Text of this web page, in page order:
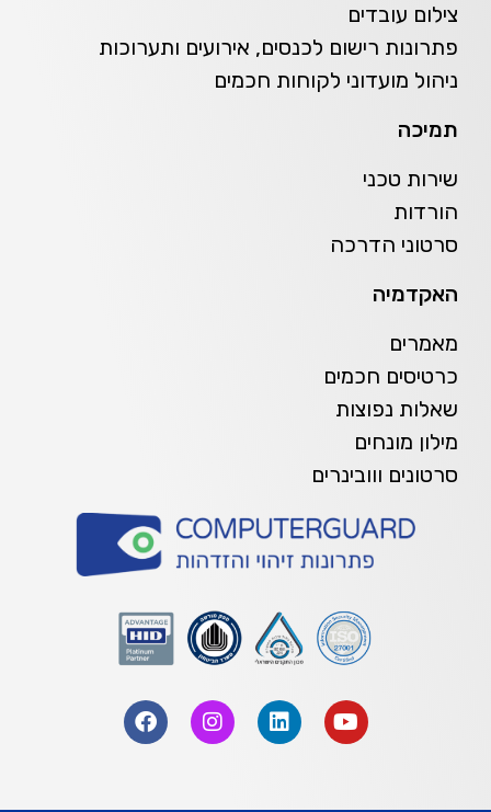
צילום עובדים
פתרונות רישום לכנסים, אירועים ותערוכות
ניהול מועדוני לקוחות חכמים
תמיכה
שירות טכני
הורדות
סרטוני הדרכה
האקדמיה
מאמרים
כרטיסים חכמים
שאלות נפוצות
מילון מונחים
סרטונים ווובינרים